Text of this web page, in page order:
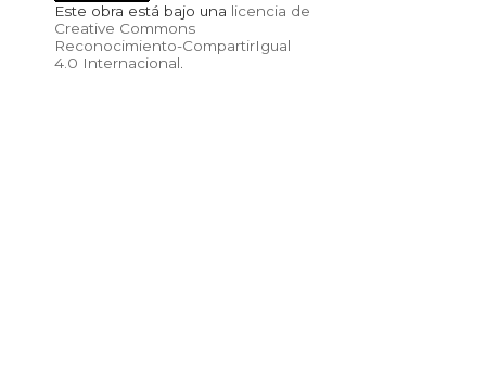
Este obra está bajo una licencia de
Creative Commons
Reconocimiento-CompartirIgual
4.0 Internacional